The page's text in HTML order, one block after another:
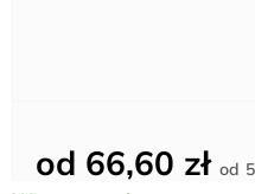
od 66,60 zł od